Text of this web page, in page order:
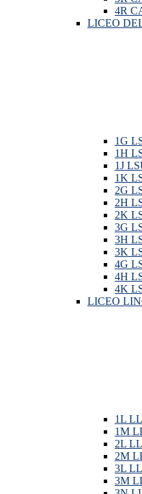
4R
LICEO
1G
1H
1J
1K
2G
2H
2K
3G
3H
3K
4G
4H
4K
LICEO
1L LL
1M
2L LL
2M
3L LL
3M